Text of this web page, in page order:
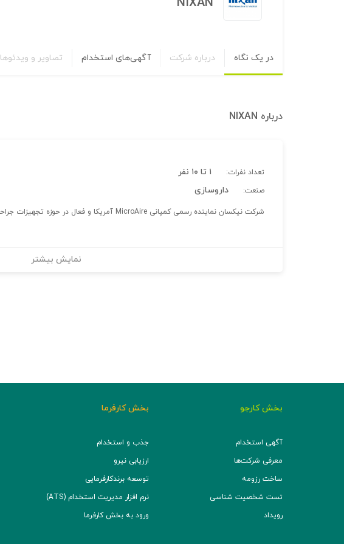
در یک نگاه درباره شرکت آگهی‌های استخدام تصاویر و ویدئوها
درباره NIXAN
تعداد نفرات: ۱ تا ۱۰ نفر
صنعت: داروسازی
شرکت نیکسان نماینده رسمی کمپانی MicroAire آمریکا و فعال در حوزه تجهیزات جراحی زیبایی است.
نمایش بیشتر
بخش کارجو
آگهی استخدام
معرفی شرکت‌ها
ساخت رزومه
تست شخصیت شناسی
رویداد
بخش کارفرما
جذب و استخدام
ارزیابی نیرو
توسعه برند‌کارفرمایی
نرم افزار مدیریت استخدام (ATS)
ورود به بخش کارفرما